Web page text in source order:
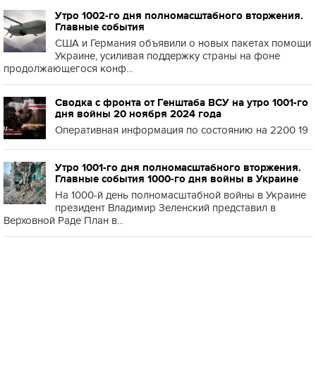
Утро 1002-го дня полномасштабного вторжения.
Главные события
США и Германия объявили о новых пакетах помощи
Украине, усиливая поддержку страны на фоне
продолжающегося конф...
Сводка с фронта от Генштаба ВСУ на утро 1001-го
дня войны 20 ноября 2024 года
Оперативная информация по состоянию на 2200 19
Утро 1001-го дня полномасштабного вторжения.
Главные события 1000-го дня войны в Украине
На 1000-й день полномасштабной войны в Украине
президент Владимир Зеленский представил в
Верховной Раде План в...